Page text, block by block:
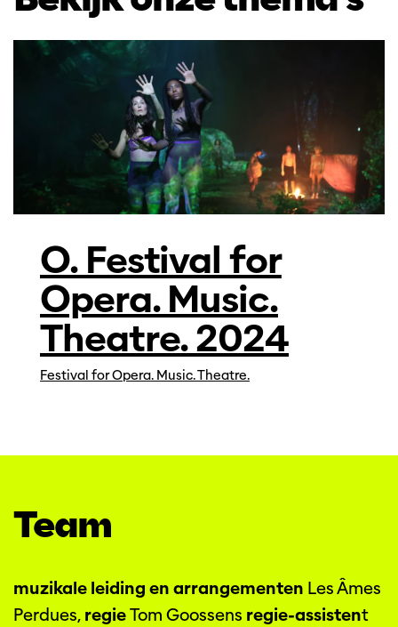
O. Festival for
Opera. Music.
Theatre. 2024
Festival for Opera. Music. Theatre.
Team
muzikale leiding en arrangementen Les Âmes
Perdues, regieTom Goossens regie-assistent